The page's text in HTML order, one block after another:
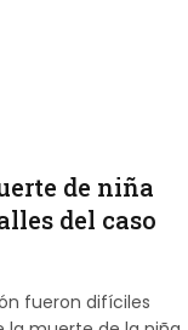
de niña
del caso
fueron difíciles